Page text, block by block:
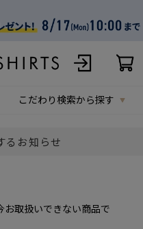
こだわり検索から探す
るお知らせ
お取扱いできない商品で